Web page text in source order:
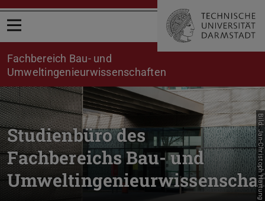
Menü öffnen
Fachbereich Bau- und
Umweltingenieurwissenschaften
Studienbüro des
Fachbereichs Bau- und
Bild: Jan-Christoph Hartung